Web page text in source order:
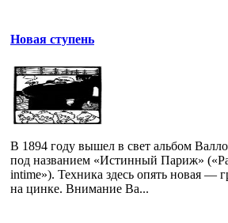
Новая ступень
В 1894 году вышел в свет альбом
под названием «Истинный Париж»
intime»). Техника здесь опять новая —
на цинке. Внимание Ва...